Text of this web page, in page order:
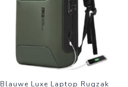
Blauwe Luxe Laptop Rugzak